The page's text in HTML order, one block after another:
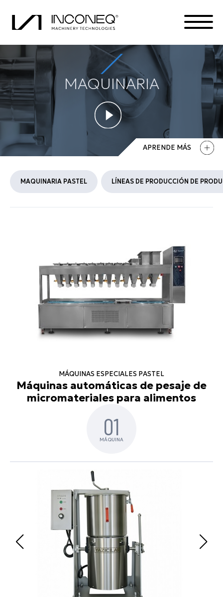
MAQUINARIA
APRENDE MÁS
MAQUINARIA PASTEL LÍNEAS DE PRODUCCIÓN DE
MÁQUINAS ESPECIALES PASTEL
Máquinas automáticas de pesaje de
micromateriales para alimentos
01
MÁQUINA
PRODUCTOS
LA COMPAÑÍA
SOLUCIONES INTEGRADAS
TODO SOBRE INCONEQ